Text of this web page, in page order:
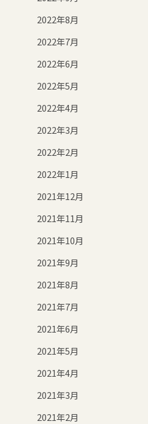
2022年8月
2022年7月
2022年6月
2022年5月
2022年4月
2022年3月
2022年2月
2022年1月
2021年12月
2021年11月
2021年10月
2021年9月
2021年8月
2021年7月
2021年6月
2021年5月
2021年4月
2021年3月
2021年2月